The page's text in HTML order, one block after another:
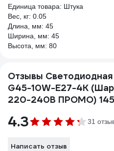
Единица товара: Штука
Вес, кг: 0.05
Длина, мм: 45
Ширина, мм: 45
Высота, мм: 80
Отзывы
G45-10W-E27-4K
220-240В ПРОМО)
4.3 31
Написать отзыв